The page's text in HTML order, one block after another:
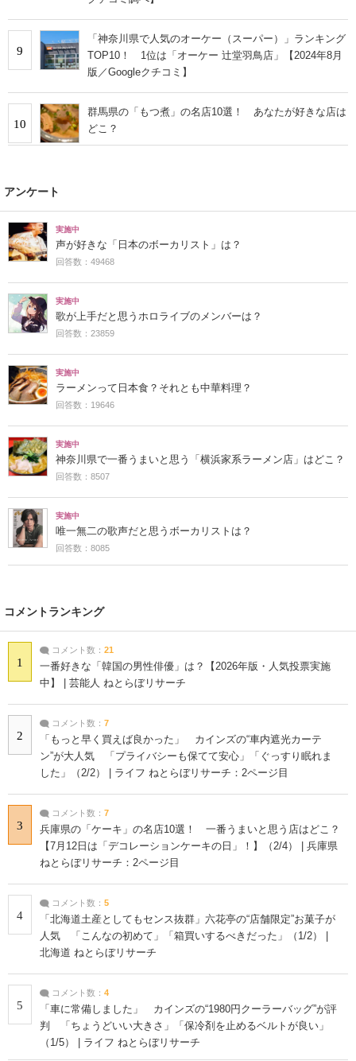
9
「神奈川県で人気のオーケー（スーパー）」ランキング
TOP10！ 1位は「オーケー 辻堂羽鳥店」【2024年8月
版／Googleクチコミ】
10
群馬県の「もつ煮」の名店10選！ あなたが好きな店は
どこ？
アンケート
実施中
声が好きな「日本のボーカリスト」は？
回答数：49468
実施中
歌が上手だと思うホロライブのメンバーは？
回答数：23859
実施中
ラーメンって日本食？それとも中華料理？
回答数：19646
実施中
神奈川県で一番うまいと思う「横浜家系ラーメン店」はどこ？
回答数：8507
実施中
唯一無二の歌声だと思うボーカリストは？
回答数：8085
コメントランキング
1
コメント数： 21
一番好きな「韓国の男性俳優」は？【2026年版・人気投票実施
中】 | 芸能人 ねとらぼリサーチ
2
コメント数： 7
「もっと早く買えば良かった」 カインズの“車内遮光カーテ
ン”が大人気 「プライバシーも保てて安心」「ぐっすり眠れま
した」（2/2） | ライフ ねとらぼリサーチ：2ページ目
3
コメント数： 7
兵庫県の「ケーキ」の名店10選！ 一番うまいと思う店はどこ？
【7月12日は「デコレーションケーキの日」！】（2/4） | 兵庫県
ねとらぼリサーチ：2ページ目
4
コメント数： 5
「北海道土産としてもセンス抜群」六花亭の“店舗限定”お菓子が
人気 「こんなの初めて」「箱買いするべきだった」（1/2） |
北海道 ねとらぼリサーチ
5
コメント数： 4
「車に常備しました」 カインズの“1980円クーラーバッグ”が評
判 「ちょうどいい大きさ」「保冷剤を止めるベルトが良い」
（1/5） | ライフ ねとらぼリサーチ